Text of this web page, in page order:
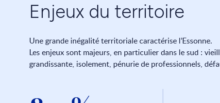
Enjeux du territoire
Une grande inégalité territoriale caractérise l’Essonne.
Les enjeux sont majeurs, en particulier dans le sud :
grandissante, isolement, pénurie de professionnels,